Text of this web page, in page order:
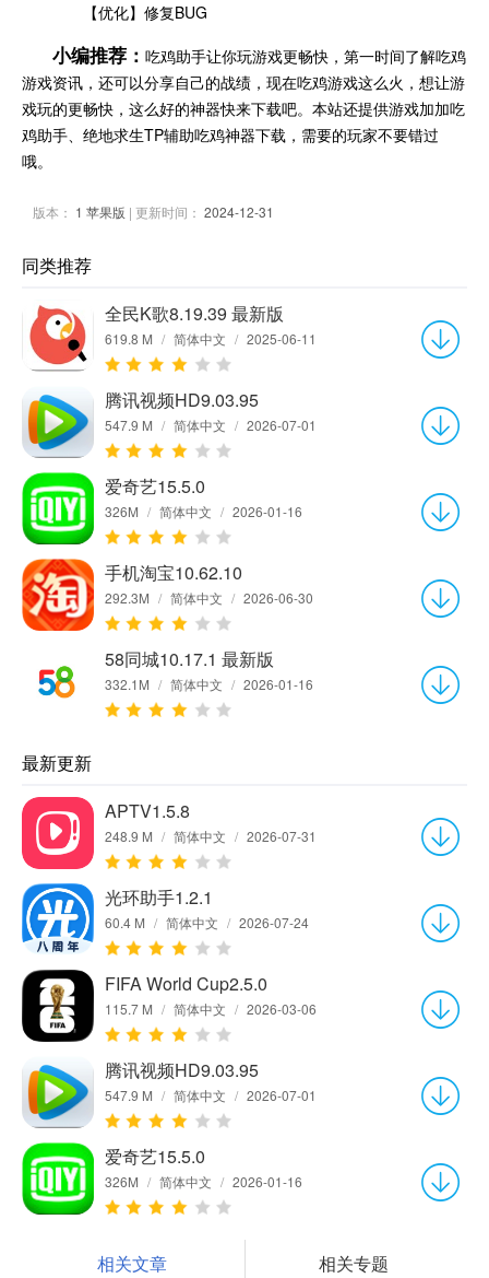
【优化】修复BUG
小编推荐： 吃鸡助手让你玩游戏更畅快，第一时间了解吃鸡
游戏资讯，还可以分享自己的战绩，现在吃鸡游戏这么火，想让游
戏玩的更畅快，这么好的神器快来下载吧。本站还提供游戏加加吃
鸡助手、绝地求生TP辅助吃鸡神器下载，需要的玩家不要错过
哦。
版本： 1 苹果版 | 更新时间： 2024-12-31
同类推荐
全民K歌8.19.39 最新版
619.8 M / 简体中文 / 2025-06-11
腾讯视频HD9.03.95
547.9 M / 简体中文 / 2026-07-01
爱奇艺15.5.0
326M / 简体中文 / 2026-01-16
手机淘宝10.62.10
292.3M / 简体中文 / 2026-06-30
58同城10.17.1 最新版
332.1M / 简体中文 / 2026-01-16
最新更新
APTV1.5.8
248.9 M / 简体中文 / 2026-07-31
光环助手1.2.1
60.4 M / 简体中文 / 2026-07-24
FIFA World Cup2.5.0
115.7 M / 简体中文 / 2026-03-06
腾讯视频HD9.03.95
547.9 M / 简体中文 / 2026-07-01
爱奇艺15.5.0
326M / 简体中文 / 2026-01-16
相关文章 相关专题